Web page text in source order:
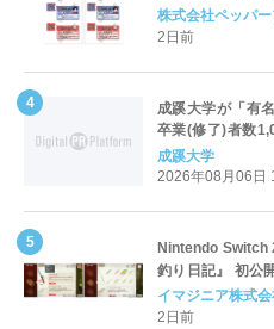
対応についての
株式会社ペッパ
2日前
成蹊大学が「有
卒業(修了)者数
全国第1位を獲
4.3pt）に伸長、
成蹊大学
2026年08月06日
Nintendo Switch
釣り日記』 初公
公開！
イマジニア株式
2日前